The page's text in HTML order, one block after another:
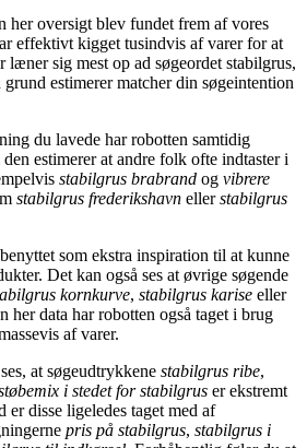
her oversigt blev fundet frem af vores
effektivt kigget tusindvis af varer for at
sig mest op ad søgeordet stabilgrus,
estimerer matcher din søgeintention
du lavede har robotten samtidig
estimerer at andre folk ofte indtaster i
stabilgrus brabrand og vibrere
stabilgrus frederikshavn ellerstabilgrus
som ekstra inspiration til at kunne
Det kan også ses at øvrige søgende
kornkurve, stabilgrus karise eller
her data har robotten også taget i brug
af varer.
at søgeudtrykkene stabilgrus ribe,
i stedet for stabilgrus er ekstremt
er disse ligeledes taget med af
pris på stabilgrus, stabilgrus i